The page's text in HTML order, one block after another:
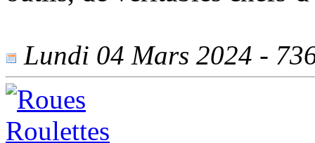
Lundi 04 Mars 2024 -